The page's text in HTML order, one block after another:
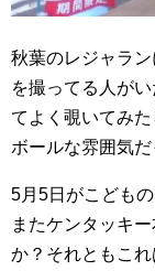
秋葉のレジャラ
を撮ってる人が
てよく覗いてみ
ボールな雰囲気だ
5月5日がこども
またケンタッキ
か？それともこ